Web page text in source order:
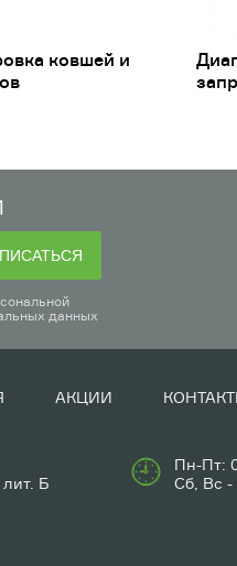
ковшей и
данных
АКЦИИ
Б
Пн-Пт:
Сб, Вс -